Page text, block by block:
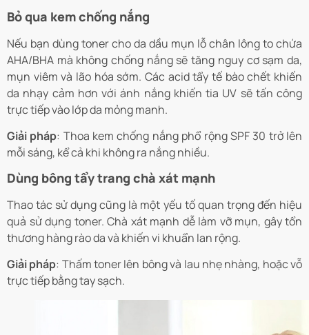
Bỏ qua kem chống nắng
Nếu bạn dùng toner cho da dầu mụn lỗ chân lông to chứa
AHA/BHA mà không chống nắng sẽ tăng nguy cơ sạm da,
mụn viêm và lão hóa sớm. Các acid tẩy tế bào chết khiến
da nhạy cảm hơn với ánh nắng khiến tia UV sẽ tấn công
trực tiếp vào lớp da mỏng manh.
Giải pháp: Thoa kem chống nắng phổ rộng SPF 30 trở lên
mỗi sáng, kể cả khi không ra nắng nhiều.
Dùng bông tẩy trang chà xát mạnh
Thao tác sử dụng cũng là một yếu tố quan trọng đến hiệu
quả sử dụng toner. Chà xát mạnh dễ làm vỡ mụn, gây tổn
thương hàng rào da và khiến vi khuẩn lan rộng.
Giải pháp: Thấm toner lên bông và lau nhẹ nhàng, hoặc vỗ
trực tiếp bằng tay sạch.